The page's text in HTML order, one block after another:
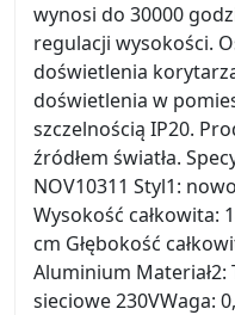
wynosi do 30000
regulacji wysokości.
doświetlenia
doświetlenia w
szczelnością IP20.
źródłem światła.
NOV10311 Styl1:
Wysokość całkowita:
cm Głębokość
Aluminium Materiał2:
sieciowe 230VWaga: